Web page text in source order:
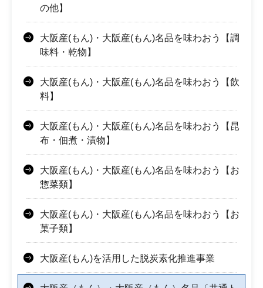
の他】
大阪産(もん)・大阪産(もん)名品を味わおう【調
味料・乾物】
大阪産(もん)・大阪産(もん)名品を味わおう【飲
料】
大阪産(もん)・大阪産(もん)名品を味わおう【昆
布・佃煮・漬物】
大阪産(もん)・大阪産(もん)名品を味わおう【お
惣菜類】
大阪産(もん)・大阪産(もん)名品を味わおう【お
菓子類】
大阪産(もん)を活用した脱炭素化推進事業